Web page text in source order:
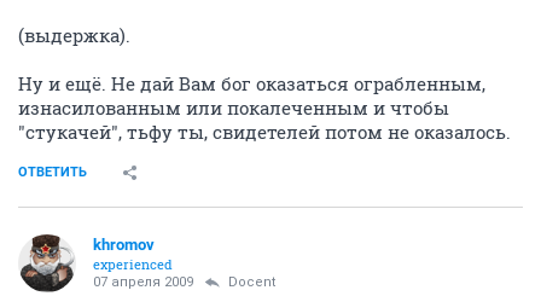
(выдержка).
Ну и ещё. Не дай Вам бог оказаться ограбленным,
изнасилованным или покалеченным и чтобы
"стукачей", тьфу ты, свидетелей потом не оказалось.
ОТВЕТИТЬ
khromov
experienced
07 апреля 2009 Docent